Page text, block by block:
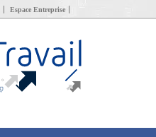
Espace Entreprise